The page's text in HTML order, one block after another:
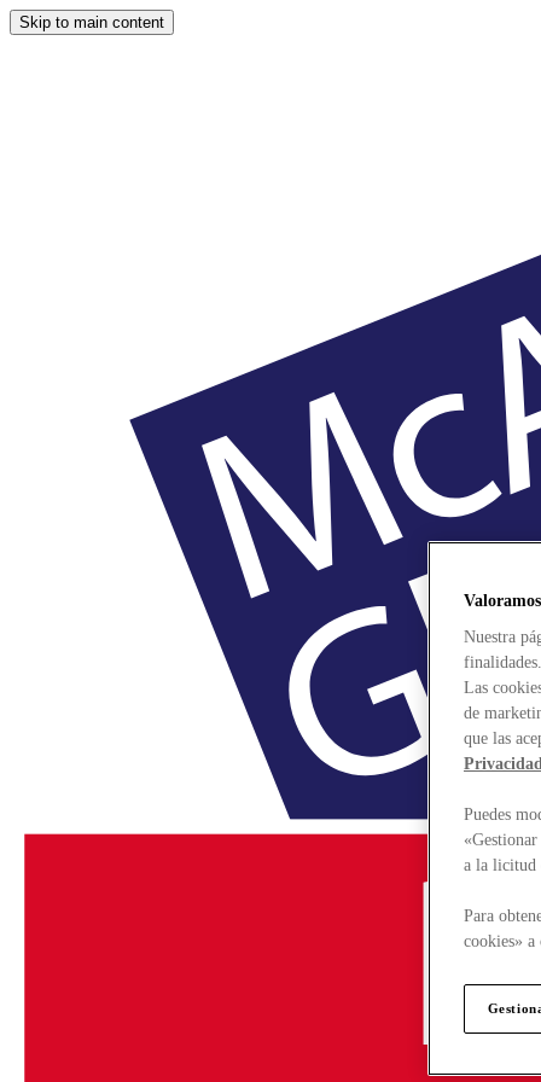
Skip to main content
Nuestra
Las
de
que las
Puedes
a la licitud
Para
cookies» a